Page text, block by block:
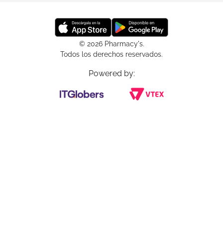
© 2026 Pharmacy's.
Todos los derechos reservados.
Powered by: